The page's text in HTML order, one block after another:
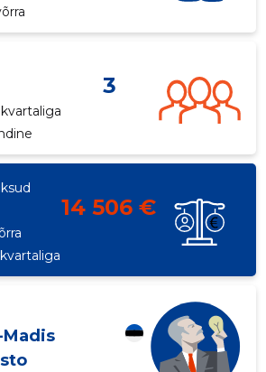
3
14 506 €
Madis